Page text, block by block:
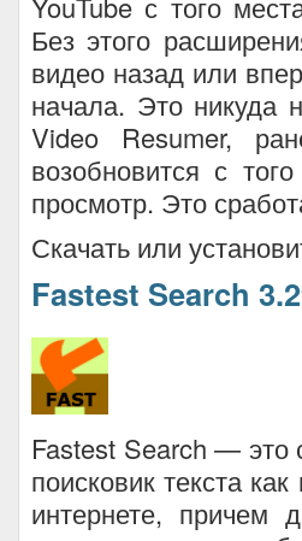
Без этого
видео назад или
начала. Это никуда
Video Resumer,
возобновится с
просмотр. Это
Скачать или
Fastest Search
Fastest Search — это
поисковик текста
интернете, причем